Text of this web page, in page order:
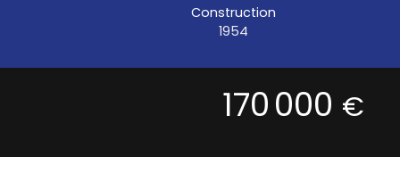
Construction
1954
170 000 €